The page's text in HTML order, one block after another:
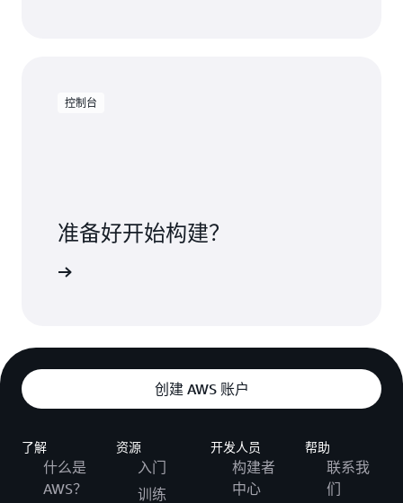
控制台
准备好开始构建？
创建 AWS 账户
了解
什么是
AWS？
资源
入门
训练
开发人员
构建者
中心
帮助
联系我
们